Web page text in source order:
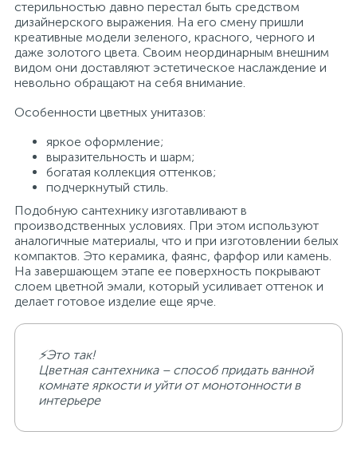
стерильностью давно перестал быть средством
дизайнерского выражения. На его смену пришли
креативные модели зеленого, красного, черного и
даже золотого цвета. Своим неординарным внешним
видом они доставляют эстетическое наслаждение и
невольно обращают на себя внимание.
Особенности цветных унитазов:
яркое оформление;
выразительность и шарм;
богатая коллекция оттенков;
подчеркнутый стиль.
Подобную сантехнику изготавливают в
производственных условиях. При этом используют
аналогичные материалы, что и при изготовлении белых
компактов. Это керамика, фаянс, фарфор или камень.
На завершающем этапе ее поверхность покрывают
слоем цветной эмали, который усиливает оттенок и
делает готовое изделие еще ярче.
⚡Это так!
Цветная сантехника – способ придать ванной
комнате яркости и уйти от монотонности в
интерьере